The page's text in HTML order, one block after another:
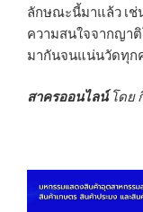
ลักษณะนี้มาแล้ว เช่
ความสนใจจากญา
มากันจนแน่นวัดทุก
สาครออนไลน์ โดย